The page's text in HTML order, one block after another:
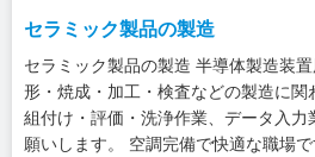
セラミック製品の製造
セラミック製品の製造 半導体製造装
形・焼成・加工・検査などの製造に関
組付け・評価・洗浄作業、データ入
願いします。 空調完備で快適な職場